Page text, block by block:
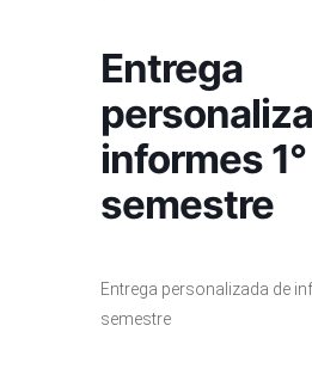
Entrega
informes 1°
semestre
Entrega personalizada de
semestre